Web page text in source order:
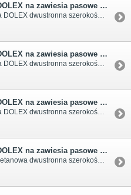
Ochrona 2-stronna DOLEX na zawiesia pasowe o szerokośći 60mm
Ochrona 2-stronna DOLEX na zawiesia pasowe o szerokośći 90mm
Ochrona 2-stronna DOLEX na zawiesia pasowe o szerokośći 120mm
Ochrona 2-stronna DOLEX na zawiesia pasowe o szerokośći 150mm